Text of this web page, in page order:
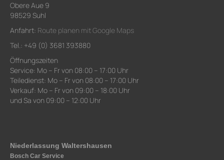
Obere Aue 9
98529 Suhl
Anfahrt: Route planen mit Google Maps
Tel.: +49 (0) 3681 393880
Öffnungszeiten
Service: Mo – Fr von 08:00 – 17:00 Uhr
Teiledienst: Mo – Fr von 08:00 – 17:00 Uhr
Verkauf: Mo – Fr von 09:00 – 18:00 Uhr
und Sa von 09:00 – 12:00 Uhr
Niederlassung Waltershausen
Bosch Car Service